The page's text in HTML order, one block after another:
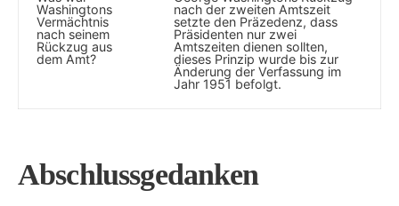
Washingtons
Vermächtnis
nach seinem
Rückzug ‍aus
dem Amt?
nach der zweiten⁣ Amtszeit
setzte den ‍Präzedenz, dass
Präsidenten ‌nur zwei⁢
Amtszeiten ⁢dienen sollten,
dieses Prinzip ‍wurde bis zur
‍Änderung​ der Verfassung im
Jahr ⁢1951‍ befolgt.
Abschlussgedanken